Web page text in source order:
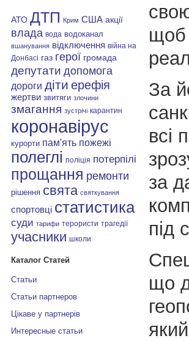
АТО ДТП Крим США акції
влада вода водоканал
вшанування відключення війна на
Донбасі газ герої громада
депутати допомога
дороги діти ерефія
жертви звитяги злочини
змагання зустрічі карантин
коронавірус
курорти пам'ять пожежі
полеглі поліція потерпілі
прощання ремонти
рішення свята святкування
спортовці статистика
суди тарифи терористи трагедії
учасники школи
Каталог Статей
Статьи
Статьи партнеров
Цікаве у партнерів
Интересные статьи
щоб
За
всі
за
під
що